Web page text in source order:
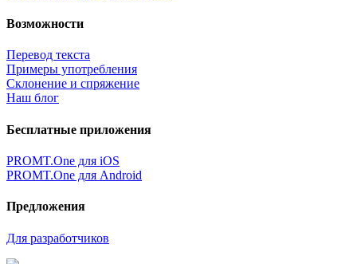
Возможности
Перевод текста
Примеры употребления
Склонение и спряжение
Наш блог
Бесплатные приложения
PROMT.One для iOS
PROMT.One для Android
Предложения
Для разработчиков